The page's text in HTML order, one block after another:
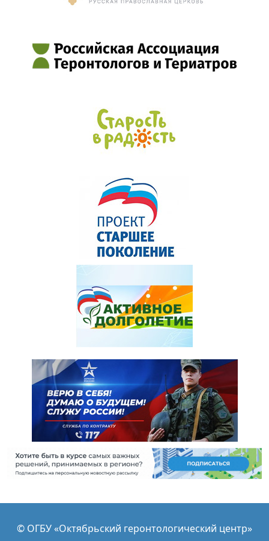
© ОГБУ «Октябрьский геронтологический центр»